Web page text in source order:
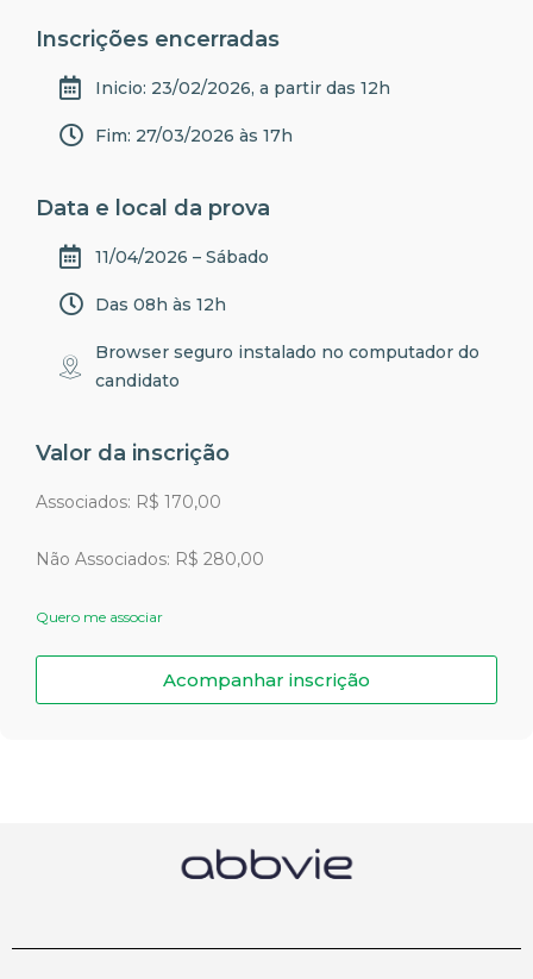
Inscrições encerradas
Inicio: 23/02/2026, a partir das 12h
Fim: 27/03/2026 às 17h
Data e local da prova
11/04/2026 – Sábado
Das 08h às 12h
Browser seguro instalado no computador do
candidato
Valor da inscrição
Associados: R$ 170,00
Não Associados: R$ 280,00
Quero me associar
Acompanhar inscrição